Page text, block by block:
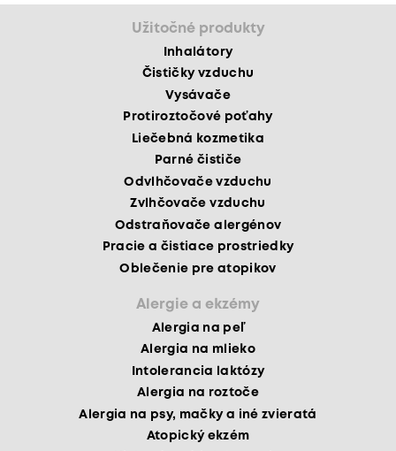
Užitočné produkty
Inhalátory
Čističky vzduchu
Vysávače
Protiroztočové poťahy
Liečebná kozmetika
Parné čističe
Odvlhčovače vzduchu
Zvlhčovače vzduchu
Odstraňovače alergénov
Pracie a čistiace prostriedky
Oblečenie pre atopikov
Alergie a ekzémy
Alergia na peľ
Alergia na mlieko
Intolerancia laktózy
Alergia na roztoče
Alergia na psy, mačky a iné zvieratá
Atopický ekzém